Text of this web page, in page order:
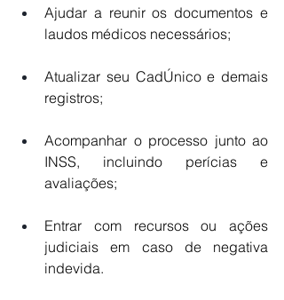
Ajudar a reunir os documentos e
laudos médicos necessários;
Atualizar seu CadÚnico e demais
registros;
Acompanhar o processo junto ao
INSS, incluindo perícias e
avaliações;
Entrar com recursos ou ações
judiciais em caso de negativa
indevida.